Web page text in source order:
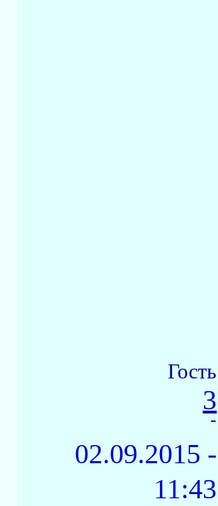
Гость
3
-
02.09.2015 -
11:43